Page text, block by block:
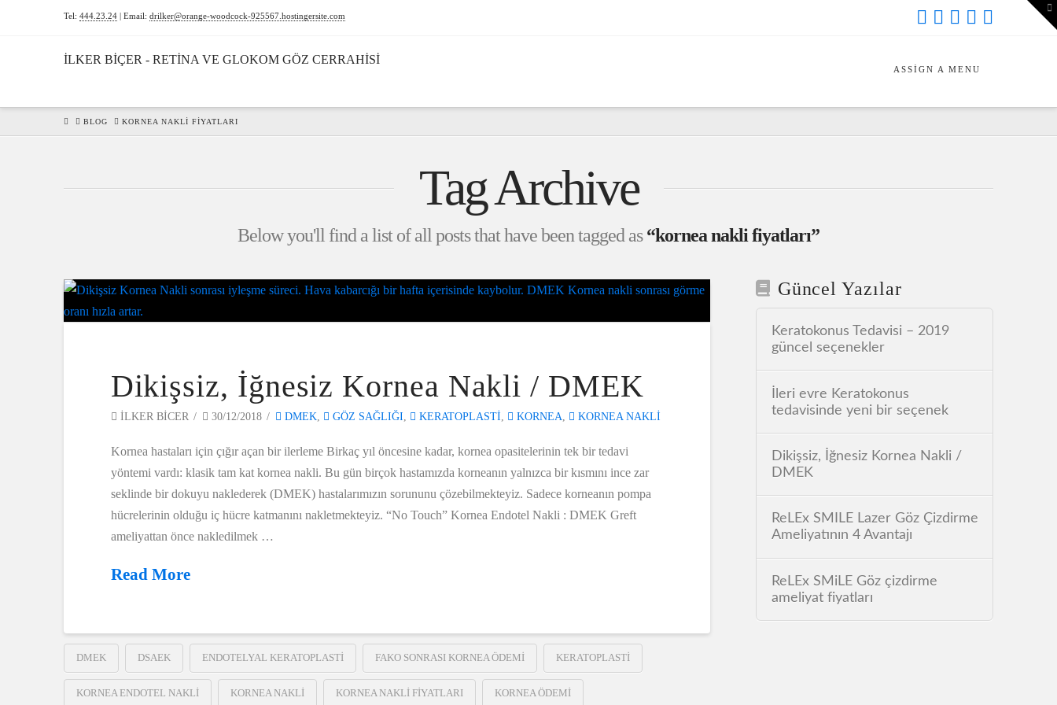
Tel: 444.23.24| Email: drilker@orange-woodcock-925567.hostingersite.com
İLKER BIÇER - RETINA VE GLOKOM GÖZ CERRAHISI
ASSIGN A MENU
HOMEBLOG KORNEA NAKLI FIYATLARI
Tag Archive
Below you'll find a list of all posts that have been tagged as“kornea nakli fiyatları”
Dikişsiz, İğnesiz Kornea Nakli / DMEK
ILKER BICER 30/12/2018 DMEK, GÖZ SAĞLIĞI, KERATOPLASTI, KORNEA, KORNEA NAKLI
Kornea hastaları için çığır açan bir ilerleme Birkaç yıl öncesine kadar, kornea opasitelerinin tek bir tedavi
yöntemi vardı: klasik tam kat kornea nakli. Bu gün birçok hastamızda korneanın yalnızca bir kısmını ince zar
seklinde bir dokuyu naklederek (DMEK) hastalarımızın sorununu çözebilmekteyiz. Sadece korneanın pompa
hücrelerinin olduğu iç hücre katmanını nakletmekteyiz. “No Touch” Kornea Endotel Nakli : DMEK Greft
ameliyattan önce nakledilmek …
Read More
DMEK DSAEK ENDOTELYAL KERATOPLASTI FAKO SONRASI KORNEA ÖDEMI KERATOPLASTI
KORNEA ENDOTEL NAKLI KORNEA NAKLI KORNEA NAKLI FIYATLARI KORNEA ÖDEMI
Güncel Yazılar
Keratokonus Tedavisi – 2019
güncel seçenekler
İleri evre Keratokonus
tedavisinde yeni bir seçenek
Dikişsiz, İğnesiz Kornea Nakli /
DMEK
ReLEx SMILE Lazer Göz Çizdirme
Ameliyatının 4 Avantajı
ReLEx SMiLE Göz çizdirme
ameliyat fiyatları